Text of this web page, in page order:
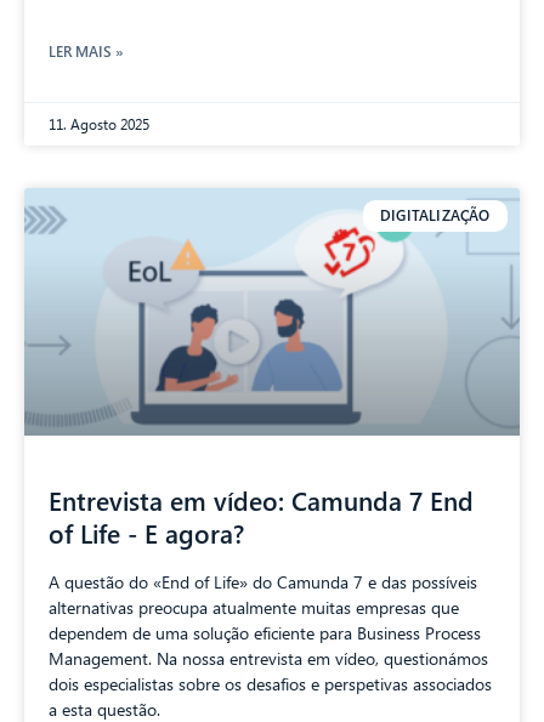
LER MAIS »
11. Agosto 2025
DIGITALIZAÇÃO
Entrevista em vídeo: Camunda 7 End
of Life - E agora?
A questão do «End of Life» do Camunda 7 e das possíveis
alternativas preocupa atualmente muitas empresas que
dependem de uma solução eficiente para Business Process
Management. Na nossa entrevista em vídeo, questionámos
dois especialistas sobre os desafios e perspetivas associados
a esta questão.